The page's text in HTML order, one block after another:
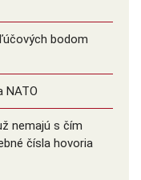
bodom
NATO
nemajú s čím
čísla hovoria